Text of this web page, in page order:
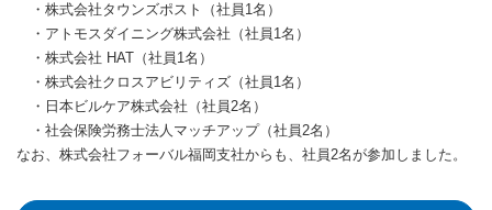
・株式会社タウンズポスト（社員1名）
・アトモスダイニング株式会社（社員1名）
・株式会社 HAT（社員1名）
・株式会社クロスアビリティズ（社員1名）
・日本ビルケア株式会社（社員2名）
・社会保険労務士法人マッチアップ（社員2名）
なお、株式会社フォーバル福岡支社からも、社員2名が参加しました。